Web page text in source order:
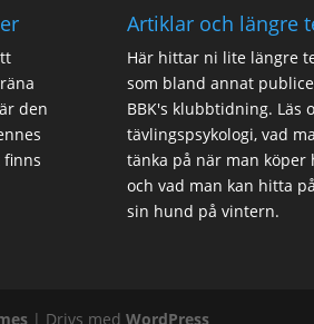
den
finns
Artiklar och längre
Här hittar ni lite längre
som bland annat
BBK's klubbtidning. Läs
tävlingspsykologi, vad
tänka på när man köper
och vad man kan hitta
sin hund på vintern.
| Drivs medWordPress